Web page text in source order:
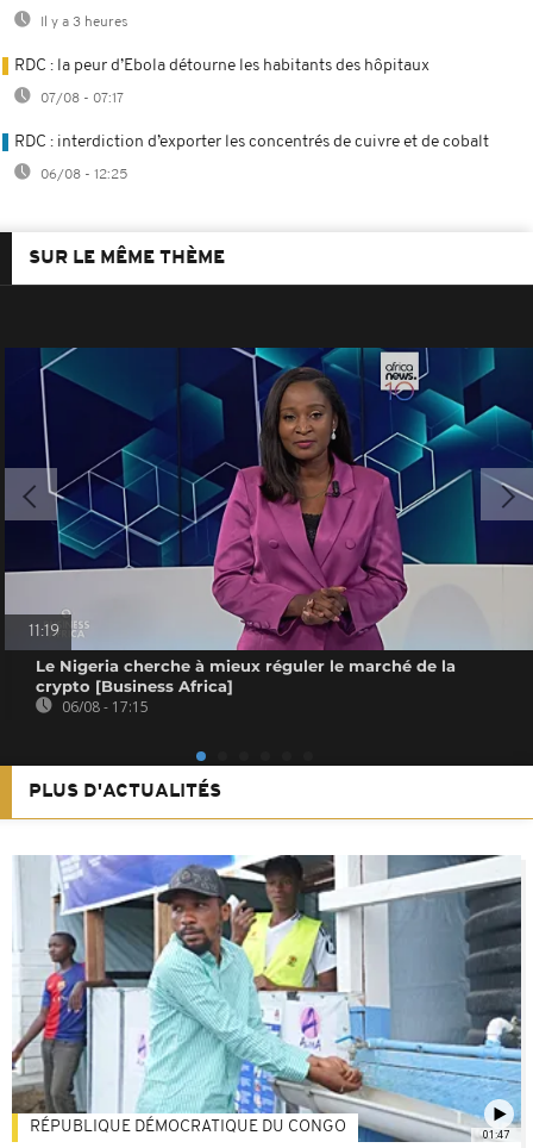
Il y a 3 heures
RDC : la peur d’Ebola détourne les habitants des hôpitaux
07/08 - 07:17
RDC : interdiction d’exporter les concentrés de cuivre et de cobalt
06/08 - 12:25
SUR LE MÊME THÈME
11:19
Le Nigeria cherche à mieux réguler le marché de la
crypto [Business Africa]
06/08 - 17:15
PLUS D'ACTUALITÉS
01:47
RÉPUBLIQUE DÉMOCRATIQUE DU CONGO